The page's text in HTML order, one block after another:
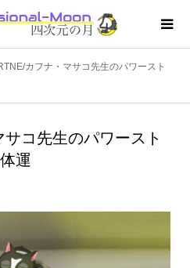
カフナ・マサコ先生のパワースト
コ先生のパワースト
運